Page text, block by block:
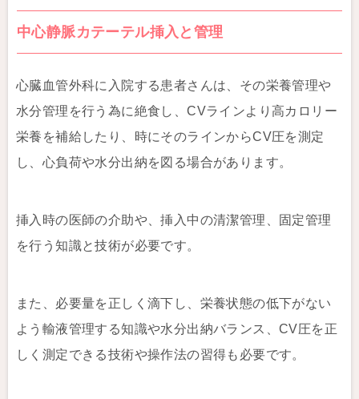
中心静脈カテーテル挿入と管理
心臓血管外科に入院する患者さんは、その栄養管理や
水分管理を行う為に絶食し、CVラインより高カロリー
栄養を補給したり、時にそのラインからCV圧を測定
し、心負荷や水分出納を図る場合があります。
挿入時の医師の介助や、挿入中の清潔管理、固定管理
を行う知識と技術が必要です。
また、必要量を正しく滴下し、栄養状態の低下がない
よう輸液管理する知識や水分出納バランス、CV圧を正
しく測定できる技術や操作法の習得も必要です。